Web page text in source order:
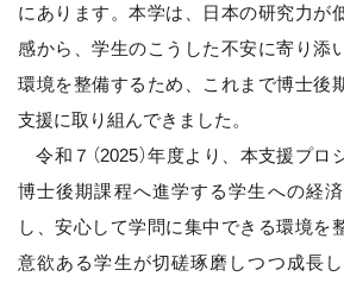
にあります。本学は、日本の研究力が
感から、学生のこうした不安に寄り添
環境を整備するため、これまで博士後
支援に取り組んできました。
令和７（2025）年度より、本支援プロ
博士後期課程へ進学する学生への経
し、安心して学問に集中できる環境を
意欲ある学生が切磋琢磨しつつ成長